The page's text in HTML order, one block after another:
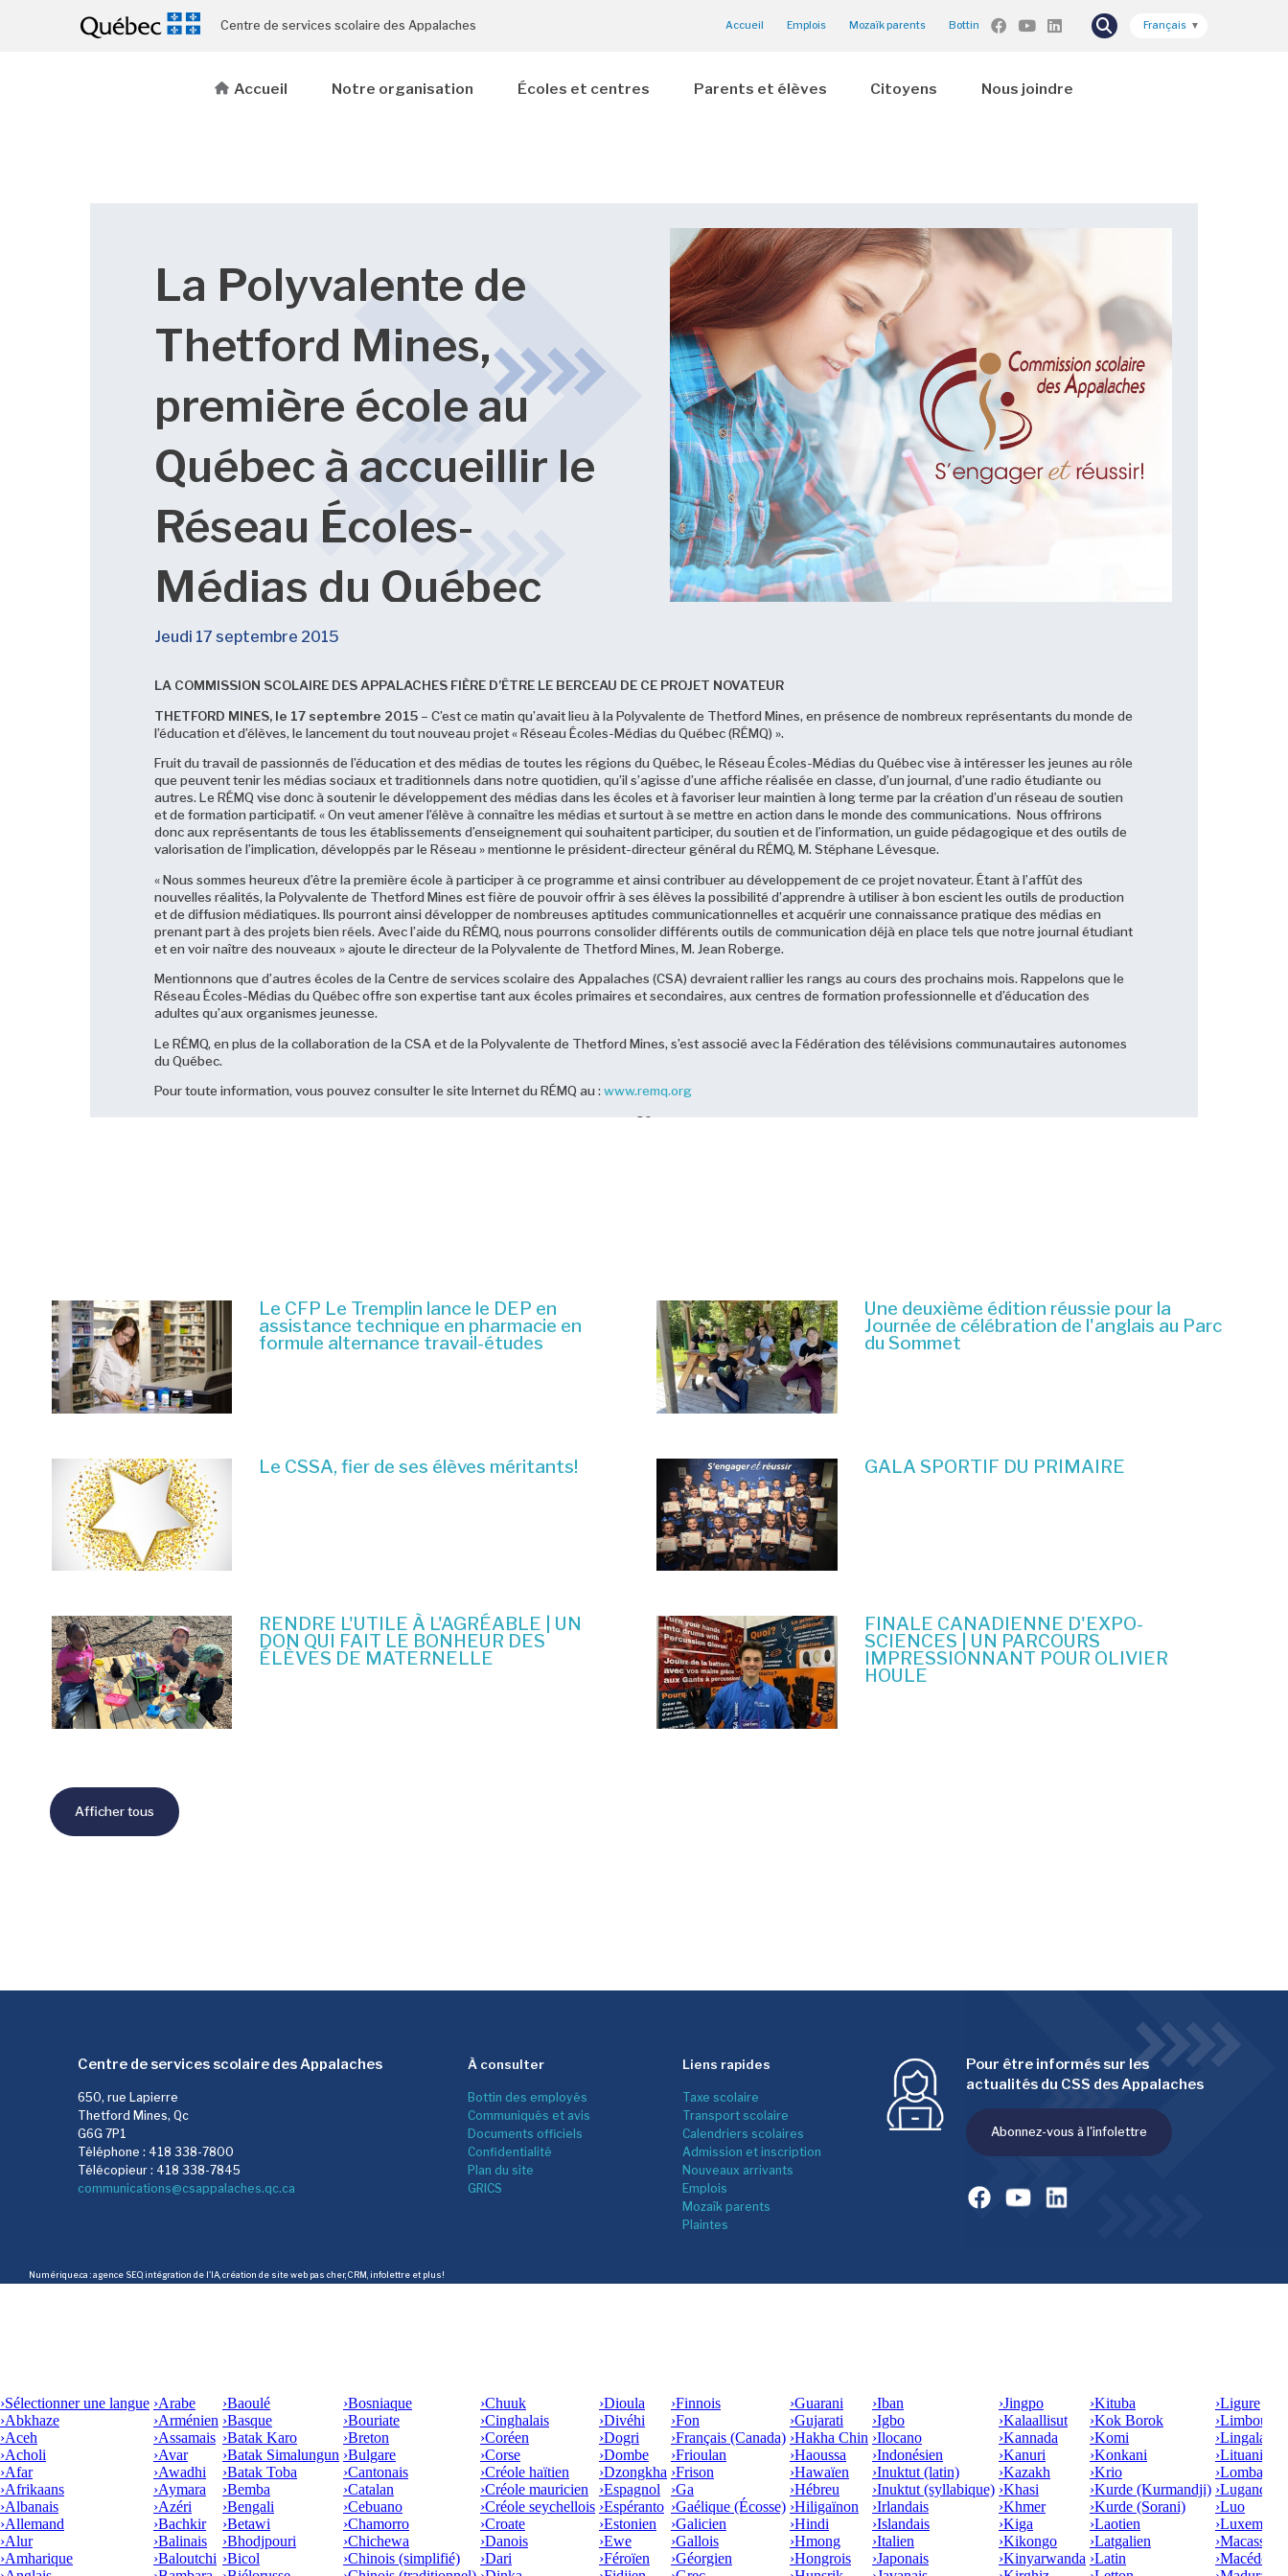
Centre de services scolaire des Appalaches Accueil Emplois Mozaïk parents Bottin Français ▼
Accueil Notre organisation Écoles et centres Parents et élèves Citoyens Nous joindre
La Polyvalente de
Thetford Mines,
première école au
Québec à accueillir le
Réseau Écoles-
Médias du Québec
Jeudi 17 septembre 2015
LA COMMISSION SCOLAIRE DES APPALACHES FIÈRE D’ÊTRE LE BERCEAU DE CE PROJET NOVATEUR
THETFORD MINES, le 17 septembre 2015 – C’est ce matin qu’avait lieu à la Polyvalente de Thetford Mines, en présence de nombreux représentants du monde de
l’éducation et d’élèves, le lancement du tout nouveau projet « Réseau Écoles-Médias du Québec (RÉMQ) ».
Fruit du travail de passionnés de l’éducation et des médias de toutes les régions du Québec, le Réseau Écoles-Médias du Québec vise à intéresser les jeunes au rôle
que peuvent tenir les médias sociaux et traditionnels dans notre quotidien, qu’il s’agisse d’une affiche réalisée en classe, d’un journal, d’une radio étudiante ou
autres. Le RÉMQ vise donc à soutenir le développement des médias dans les écoles et à favoriser leur maintien à long terme par la création d’un réseau de soutien
et de formation participatif. « On veut amener l’élève à connaître les médias et surtout à se mettre en action dans le monde des communications. Nous offrirons
donc aux représentants de tous les établissements d’enseignement qui souhaitent participer, du soutien et de l’information, un guide pédagogique et des outils de
valorisation de l’implication, développés par le Réseau » mentionne le président-directeur général du RÉMQ, M. Stéphane Lévesque.
« Nous sommes heureux d’être la première école à participer à ce programme et ainsi contribuer au développement de ce projet novateur. Étant à l’affût des
nouvelles réalités, la Polyvalente de Thetford Mines est fière de pouvoir offrir à ses élèves la possibilité d’apprendre à utiliser à bon escient les outils de production
et de diffusion médiatiques. Ils pourront ainsi développer de nombreuses aptitudes communicationnelles et acquérir une connaissance pratique des médias en
prenant part à des projets bien réels. Avec l’aide du RÉMQ, nous pourrons consolider différents outils de communication déjà en place tels que notre journal étudiant
et en voir naître des nouveaux » ajoute le directeur de la Polyvalente de Thetford Mines, M. Jean Roberge.
Mentionnons que d’autres écoles de la Centre de services scolaire des Appalaches (CSA) devraient rallier les rangs au cours des prochains mois. Rappelons que le
Réseau Écoles-Médias du Québec offre son expertise tant aux écoles primaires et secondaires, aux centres de formation professionnelle et d’éducation des
adultes qu’aux organismes jeunesse.
Le RÉMQ, en plus de la collaboration de la CSA et de la Polyvalente de Thetford Mines, s’est associé avec la Fédération des télévisions communautaires autonomes
du Québec.
Pour toute information, vous pouvez consulter le site Internet du RÉMQ au :www.remq.org
– 30 –
Pour information : Stéphane Lévesque
Président directeur-général
Réseau Écoles-Médias du Québec
Tél. : 418 654-8486
*protected email*
Le CFP Le Tremplin lance le DEP en
assistance technique en pharmacie en
formule alternance travail-études
Une deuxième édition réussie pour la
Journée de célébration de l'anglais au Parc
du Sommet
Le CSSA, fier de ses élèves méritants! GALA SPORTIF DU PRIMAIRE
RENDRE L'UTILE À L'AGRÉABLE | UN
DON QUI FAIT LE BONHEUR DES
ÉLÈVES DE MATERNELLE
FINALE CANADIENNE D'EXPO-
SCIENCES | UN PARCOURS
IMPRESSIONNANT POUR OLIVIER
HOULE
Afficher tous
Pour être informés sur les
actualités du CSS des Appalaches
Abonnez-vous à l'infolettre
À consulter
Bottin des employés
Communiqués et avis
Documents officiels
Confidentialité
Plan du site
GRICS
Liens rapides
Taxe scolaire
Transport scolaire
Calendriers scolaires
Admission et inscription
Nouveaux arrivants
Emplois
Mozaîk parents
Plaintes
Centre de services scolaire des Appalaches
650, rue Lapierre
Thetford Mines, Qc
G6G 7P1
Téléphone : 418 338-7800
Télécopieur : 418 338-7845
communications@csappalaches.qc.ca
Numérique.ca : agence SEO, intégration de l'IA création de site web pas cher, CRM infolettre et plus!